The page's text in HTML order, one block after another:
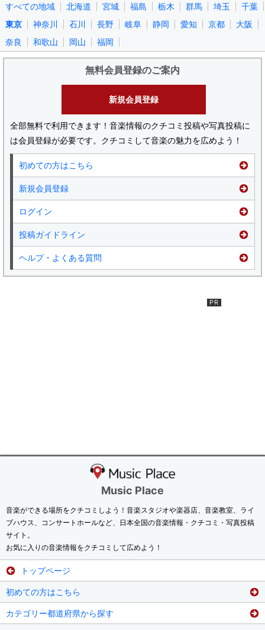
すべての地域 北海道 宮城 福島 栃木 群馬 埼玉
千葉
東京
神奈川 石川 長野 岐阜 静岡 愛知 京都
大阪
奈良
和歌山 岡山 福岡
無料会員登録のご案内
新規会員登録
全部無料で利用できます！音楽情報のクチコミ投稿や写真投稿に
は会員登録が必要です。クチコミして音楽の魅力を広めよう！
初めての方はこちら
新規会員登録
ログイン
投稿ガイドライン
ヘルプ・よくある質問
Music Place
音楽ができる場所をクチコミしよう！音楽スタジオや楽器店、音楽教室、ライ
ブハウス、コンサートホールなど、日本全国の音楽情報・クチコミ・写真投稿
サイト。
お気に入りの音楽情報をクチコミして広めよう！
トップページ
初めての方はこちら
カテゴリー都道府県から探す